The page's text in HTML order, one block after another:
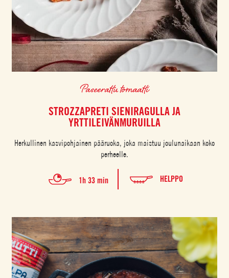
Paseerattu tomaatti
STROZZAPRETI SIENIRAGULLA JA
YRTTILEIVÄNMURUILLA
Herkullinen kasvipohjainen pääruoka, joka maistuu joulunaikaan koko
perheelle.
1h 33 min HELPPO